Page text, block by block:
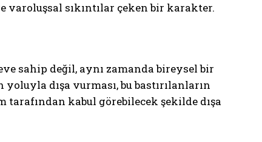
sıkıntılar çeken bir karakter.
sahip değil, aynı zamanda bireysel bir
dışa vurması, bu bastırılanların
tarafından kabul görebilecek şekilde dışa